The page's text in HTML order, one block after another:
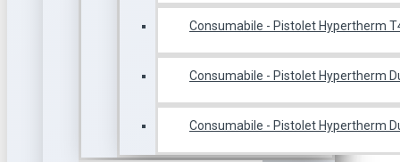
Consumabile - Pistolet Hypertherm
Consumabile - Pistolet Hypertherm
Consumabile - Pistolet Hypertherm